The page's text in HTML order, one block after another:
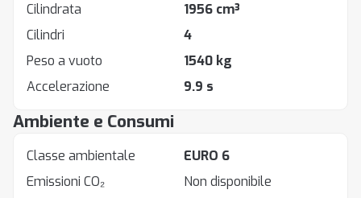
Cilindrata
1956 cm³
Cilindri
4
Peso a vuoto
1540 kg
Accelerazione
9.9 s
Ambiente e Consumi
Classe ambientale
EURO 6
Emissioni CO₂
Non disponibile